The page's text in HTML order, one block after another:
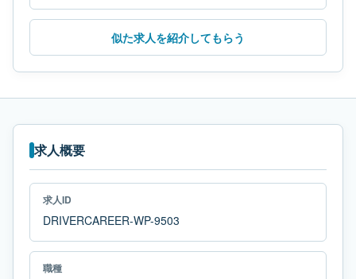
似た求人を紹介してもらう
求人概要
求人ID
DRIVERCAREER-WP-9503
職種